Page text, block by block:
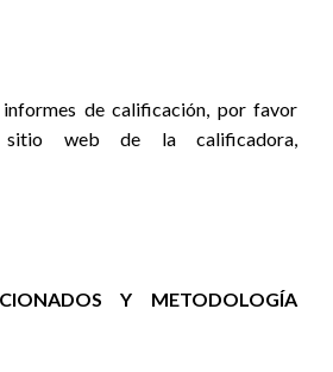
de calificación, por favor
web de la calificadora,
Y METODOLOGÍA